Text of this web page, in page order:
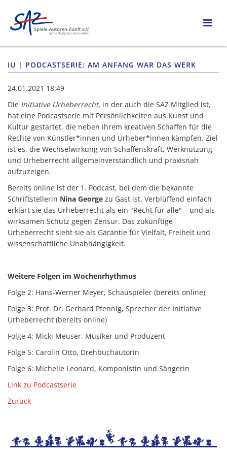
IU | PODCASTSERIE: AM ANFANG WAR DAS WERK
24.01.2021 18:49
Die Initiative Urheberrecht, in der auch die SAZ Mitglied ist,
hat eine Podcastserie mit Persönlichkeiten aus Kunst und
Kultur gestartet, die neben ihrem kreativen Schaffen für die
Rechte von Künstler*innen und Urheber*innen kämpfen. Ziel
ist es, die Wechselwirkung von Schaffenskraft, Werknutzung
und Urheberrecht allgemeinverständlich und praxisnah
aufzuzeigen.
Bereits online ist der 1. Podcast, bei dem die bekannte
Schriftstellerin Nina George zu Gast ist. Verblüffend einfach
erklärt sie das Urheberrecht als ein "Recht für alle" – und als
wirksamen Schutz gegen Zensur. Das zukünftige
Urheberrecht sieht sie als Garantie für Vielfalt, Freiheit und
wissenschaftliche Unabhängigkeit.
Weitere Folgen im Wochenrhythmus
Folge 2: Hans-Werner Meyer, Schauspieler (bereits online)
Folge 3: Prof. Dr. Gerhard Pfennig, Sprecher der Initiative
Urheberrecht (bereits online)
Folge 4: Micki Meuser, Musiker und Produzent
Folge 5: Carolin Otto, Drehbuchautorin
Folge 6: Michelle Leonard, Komponistin und Sängerin
Link zu Podcastserie
Zurück